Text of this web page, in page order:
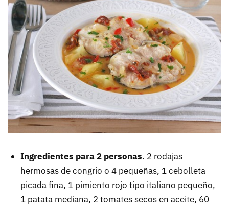
Ingredientes para 2 personas. 2 rodajas
hermosas de congrio o 4 pequeñas, 1 cebolleta
picada fina, 1 pimiento rojo tipo italiano pequeño,
1 patata mediana, 2 tomates secos en aceite, 60